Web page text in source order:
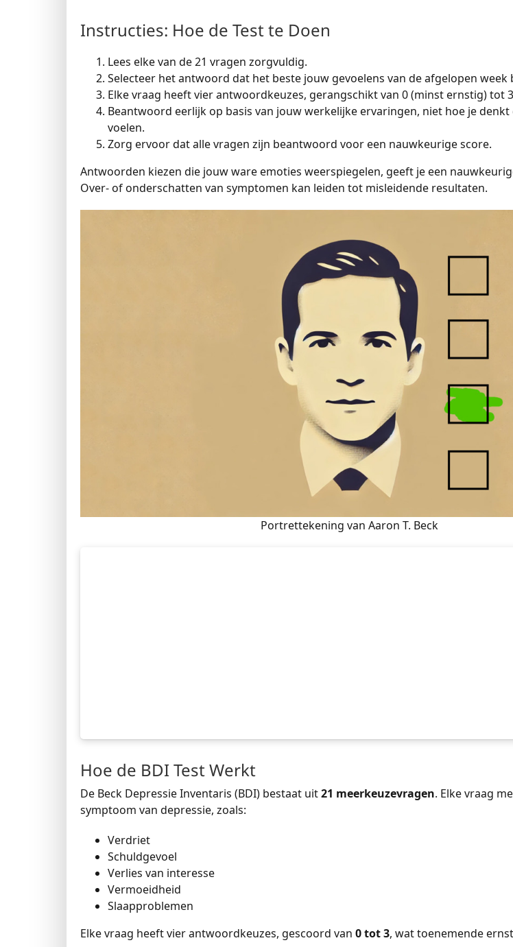
Instructies: Hoe de Test te Doen
Lees elke van de 21 vragen zorgvuldig.
Selecteer het antwoord dat het beste jouw gevoelens van de afgelopen week
Elke vraag heeft vier antwoordkeuzes, gerangschikt van 0 (minst ernstig) tot
Beantwoord eerlijk op basis van jouw werkelijke ervaringen, niet hoe je
voelen.
Zorg ervoor dat alle vragen zijn beantwoord voor een nauwkeurige score.
Antwoorden kiezen die jouw ware emoties weerspiegelen, geeft je een
Over- of onderschatten van symptomen kan leiden tot misleidende resultaten.
Portrettekening van Aaron T. Beck
Hoe de BDI Test Werkt
De Beck Depressie Inventaris (BDI) bestaat uit21 meerkeuzevragen. Elke vraag
symptoom van depressie, zoals:
Verdriet
Schuldgevoel
Verlies van interesse
Vermoeidheid
Slaapproblemen
Elke vraag heeft vier antwoordkeuzes, gescoord van 0 tot 3, wat toenemende